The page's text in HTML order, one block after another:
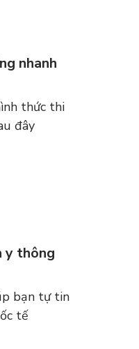
nhanh
thức thi
đây
y thông
bạn tự tin
tế